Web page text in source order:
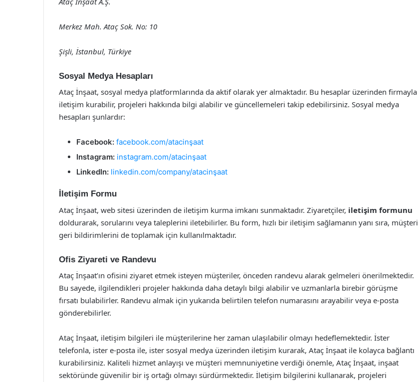
Merkez Mah. Ataç Sok. No: 10
Şişli, İstanbul, Türkiye
Sosyal Medya Hesapları
Ataç İnşaat, sosyal medya platformlarında da aktif olarak yer almaktadır. Bu hesaplar üzerinden firmayla
iletişim kurabilir, projeleri hakkında bilgi alabilir ve güncellemeleri takip edebilirsiniz. Sosyal medya
hesapları şunlardır:
Facebook: facebook.com/atacinşaat
Instagram: instagram.com/atacinşaat
LinkedIn: linkedin.com/company/atacinşaat
İletişim Formu
Ataç İnşaat, web sitesi üzerinden de iletişim kurma imkanı sunmaktadır. Ziyaretçiler, iletişim formunu
doldurarak, sorularını veya taleplerini iletebilirler. Bu form, hızlı bir iletişim sağlamanın yanı sıra, müşteri
geri bildirimlerini de toplamak için kullanılmaktadır.
Ofis Ziyareti ve Randevu
Ataç İnşaat’ın ofisini ziyaret etmek isteyen müşteriler, önceden randevu alarak gelmeleri önerilmektedir.
Bu sayede, ilgilendikleri projeler hakkında daha detaylı bilgi alabilir ve uzmanlarla birebir görüşme
fırsatı bulabilirler. Randevu almak için yukarıda belirtilen telefon numarasını arayabilir veya e-posta
gönderebilirler.
Ataç İnşaat, iletişim bilgileri ile müşterilerine her zaman ulaşılabilir olmayı hedeflemektedir. İster
telefonla, ister e-posta ile, ister sosyal medya üzerinden iletişim kurarak, Ataç İnşaat ile kolayca bağlantı
kurabilirsiniz. Kaliteli hizmet anlayışı ve müşteri memnuniyetine verdiği önemle, Ataç İnşaat, inşaat
sektöründe güvenilir bir iş ortağı olmayı sürdürmektedir. İletişim bilgilerini kullanarak, projeleri